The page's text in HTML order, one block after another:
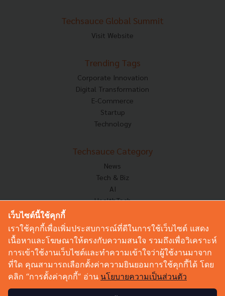
Techsauce Global Summit
Visit Website
Trending Tags
Corporate Innovation
Digital Transformation
E-Commerce
Startup
Technology
Techsauce Category
News
Tech & Biz
AI
HealthTech
Corp Innov
Saucy Thoughts
Sustainable
Videos
Podcast
เว็บไซต์นี้ใช้คุกกี้
เราใช้คุกกี้เพื่อเพิ่มประสบการณ์ที่ดีในการใช้เว็บไซต์ แสดง
เนื้อหาและโฆษณาให้ตรงกับความสนใจ รวมถึงเพื่อวิเคราะห์
การเข้าใช้งานเว็บไซต์และทำความเข้าใจว่าผู้ใช้งานมาจาก
ที่ใด คุณสามารถเลือกตั้งค่าความยินยอมการใช้คุกกี้ได้ โดย
คลิก “การตั้งค่าคุกกี้” อ่าน นโยบายความเป็นส่วนตัว